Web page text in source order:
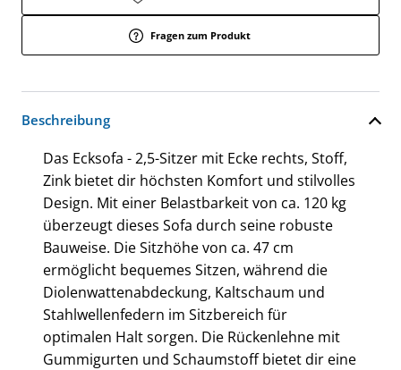
Fragen zum Produkt
Beschreibung
Das Ecksofa - 2,5-Sitzer mit Ecke rechts, Stoff,
Zink bietet dir höchsten Komfort und stilvolles
Design. Mit einer Belastbarkeit von ca. 120 kg
überzeugt dieses Sofa durch seine robuste
Bauweise. Die Sitzhöhe von ca. 47 cm
ermöglicht bequemes Sitzen, während die
Diolenwattenabdeckung, Kaltschaum und
Stahlwellenfedern im Sitzbereich für
optimalen Halt sorgen. Die Rückenlehne mit
Gummigurten und Schaumstoff bietet dir eine